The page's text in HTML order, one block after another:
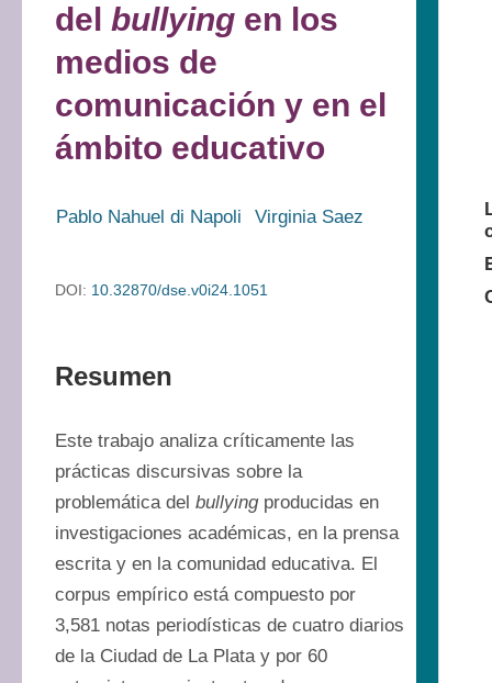
del bullying en los
medios de
comunicación y en el
ámbito educativo
Pablo Nahuel di Napoli Virginia Saez
DOI: 10.32870/dse.v0i24.1051
Resumen
Este trabajo analiza críticamente las
prácticas discursivas sobre la
problemática del bullying producidas en
investigaciones académicas, en la prensa
escrita y en la comunidad educativa. El
corpus empírico está compuesto por
3,581 notas periodísticas de cuatro diarios
de la Ciudad de La Plata y por 60